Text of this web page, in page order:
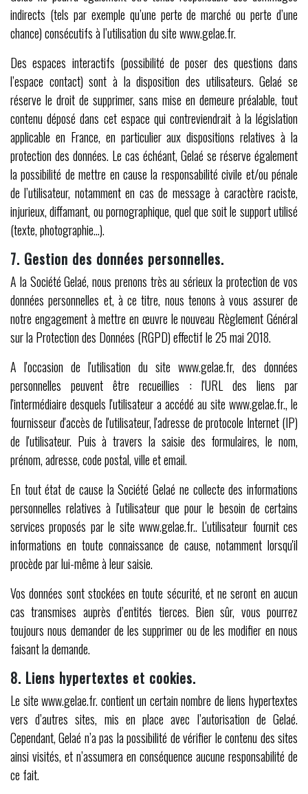
indirects (tels par exemple qu’une perte de marché ou perte d’une
chance) consécutifs à l’utilisation du site www.gelae.fr.
Des espaces interactifs (possibilité de poser des questions dans
l’espace contact) sont à la disposition des utilisateurs. Gelaé se
réserve le droit de supprimer, sans mise en demeure préalable, tout
contenu déposé dans cet espace qui contreviendrait à la législation
applicable en France, en particulier aux dispositions relatives à la
protection des données. Le cas échéant, Gelaé se réserve également
la possibilité de mettre en cause la responsabilité civile et/ou pénale
de l’utilisateur, notamment en cas de message à caractère raciste,
injurieux, diffamant, ou pornographique, quel que soit le support utilisé
(texte, photographie…).
7. Gestion des données personnelles.
A la Société Gelaé, nous prenons très au sérieux la protection de vos
données personnelles et, à ce titre, nous tenons à vous assurer de
notre engagement à mettre en œuvre le nouveau Règlement Général
sur la Protection des Données (RGPD) effectif le 25 mai 2018.
A l'occasion de l'utilisation du site www.gelae.fr, des données
personnelles peuvent être recueillies : l'URL des liens par
l'intermédiaire desquels l'utilisateur a accédé au site www.gelae.fr., le
fournisseur d'accès de l'utilisateur, l'adresse de protocole Internet (IP)
de l'utilisateur. Puis à travers la saisie des formulaires, le nom,
prénom, adresse, code postal, ville et email.
En tout état de cause la Société Gelaé ne collecte des informations
personnelles relatives à l'utilisateur que pour le besoin de certains
services proposés par le site www.gelae.fr.. L'utilisateur fournit ces
informations en toute connaissance de cause, notamment lorsqu'il
procède par lui-même à leur saisie.
Vos données sont stockées en toute sécurité, et ne seront en aucun
cas transmises auprès d’entités tierces. Bien sûr, vous pourrez
toujours nous demander de les supprimer ou de les modifier en nous
faisant la demande.
8. Liens hypertextes et cookies.
Le site www.gelae.fr. contient un certain nombre de liens hypertextes
vers d’autres sites, mis en place avec l’autorisation de Gelaé.
Cependant, Gelaé n’a pas la possibilité de vérifier le contenu des sites
ainsi visités, et n’assumera en conséquence aucune responsabilité de
ce fait.